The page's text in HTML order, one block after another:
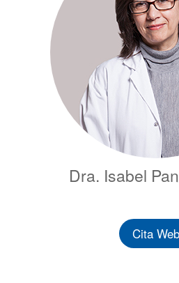
Dra. Isabel
Cita Web